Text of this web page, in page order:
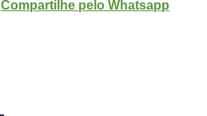
Compartilhe pelo Whatsapp